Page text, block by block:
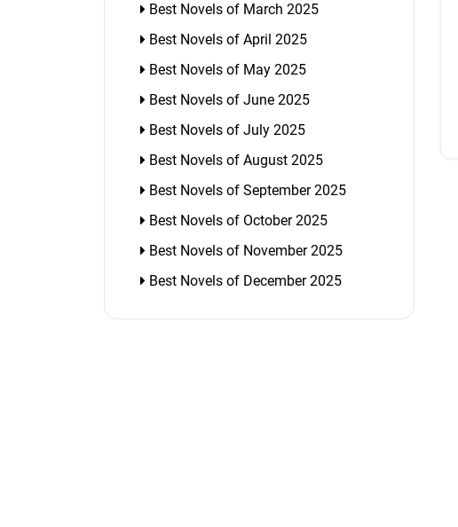
Best Novels of March 2025
Best Novels of April 2025
Best Novels of May 2025
Best Novels of June 2025
Best Novels of July 2025
Best Novels of August 2025
Best Novels of September 2025
Best Novels of October 2025
Best Novels of November 2025
Best Novels of December 2025